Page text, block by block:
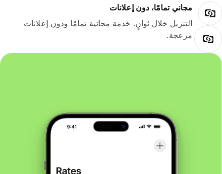
مجاني تمامًا، دون إعلانات
التنزيل خلال ثوانٍ. خدمة مجانية تمامًا ودون إعلانات
مزعجة.